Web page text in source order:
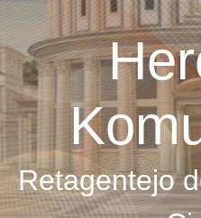
Retagentejo